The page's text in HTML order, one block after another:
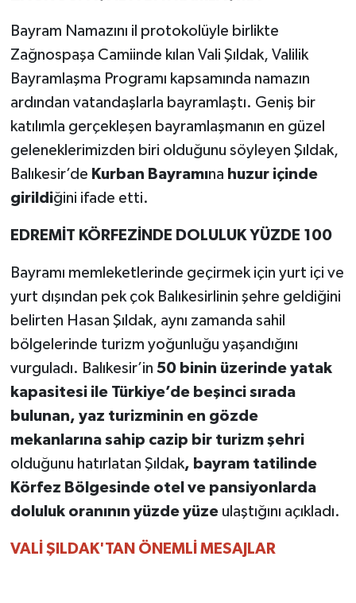
Bayram Namazını il protokolüyle birlikte
Zağnospaşa Camiinde kılan Vali Şıldak, Valilik
Bayramlaşma Programı kapsamında namazın
ardından vatandaşlarla bayramlaştı. Geniş bir
katılımla gerçekleşen bayramlaşmanın en güzel
geleneklerimizden biri olduğunu söyleyen Şıldak,
Balıkesir’de Kurban Bayramına huzur içinde
girildiğini ifade etti.
EDREMİT KÖRFEZİNDE DOLULUK YÜZDE 100
Bayramı memleketlerinde geçirmek için yurt içi ve
yurt dışından pek çok Balıkesirlinin şehre geldiğini
belirten Hasan Şıldak, aynı zamanda sahil
bölgelerinde turizm yoğunluğu yaşandığını
vurguladı. Balıkesir’in 50 binin üzerinde yatak
kapasitesi ile Türkiye’de beşinci sırada
bulunan, yaz turizminin en gözde
mekanlarına sahip cazip bir turizm şehri
olduğunu hatırlatan Şıldak, bayram tatilinde
Körfez Bölgesinde otel ve pansiyonlarda
doluluk oranının yüzde yüzeulaştığını açıkladı.
VALİ ŞILDAK'TAN ÖNEMLİ MESAJLAR